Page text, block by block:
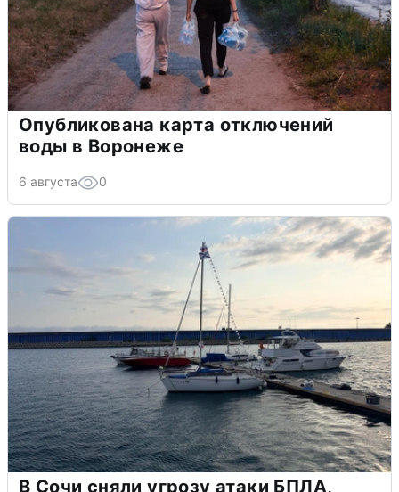
Опубликована карта отключений
воды в Воронеже
6 августа 0
В Сочи сняли угрозу атаки БПЛА,